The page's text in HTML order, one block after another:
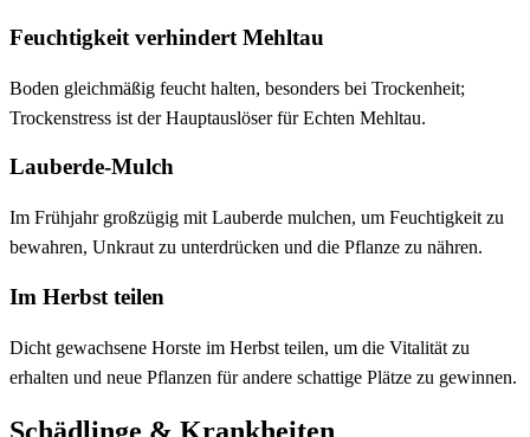
Feuchtigkeit verhindert Mehltau
Boden gleichmäßig feucht halten, besonders bei Trockenheit;
Trockenstress ist der Hauptauslöser für Echten Mehltau.
Lauberde-Mulch
Im Frühjahr großzügig mit Lauberde mulchen, um Feuchtigkeit zu
bewahren, Unkraut zu unterdrücken und die Pflanze zu nähren.
Im Herbst teilen
Dicht gewachsene Horste im Herbst teilen, um die Vitalität zu
erhalten und neue Pflanzen für andere schattige Plätze zu gewinnen.